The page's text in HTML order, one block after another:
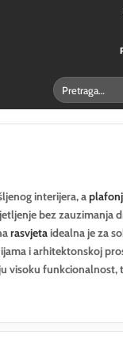
Pretraži:
interijera, a
bez zauzimanja
rasvjetaidealna je za
i arhitektonskoj
visoku funkcionalnost,